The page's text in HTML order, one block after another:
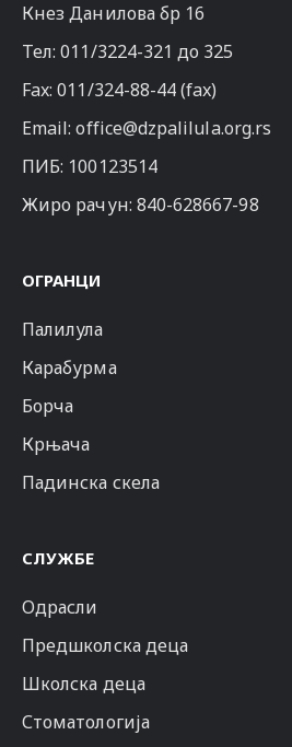
Кнез Данилова бр 16
Тел:011/3224-321 до 325
Fax: 011/324-88-44 (fax)
Email:office@dzpalilula.org.rs
ПИБ: 100123514
Жиро рачун: 840-628667-98
ОГРАНЦИ
Палилула
Карабурма
Борча
Крњача
Падинска скела
СЛУЖБЕ
Одрасли
Предшколска деца
Школска деца
Стоматологија